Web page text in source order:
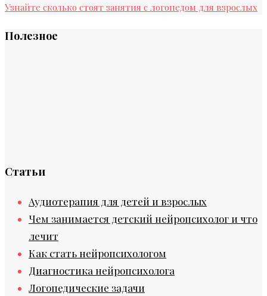
Узнайте сколько стоят занятия с логопедом для взрослых
Полезное
Статьи
Аудиотерапия для детей и взрослых
Чем занимается детский нейропсихолог и что
лечит
Как стать нейропсихологом
Диагностика нейропсихолога
Логопедические задачи